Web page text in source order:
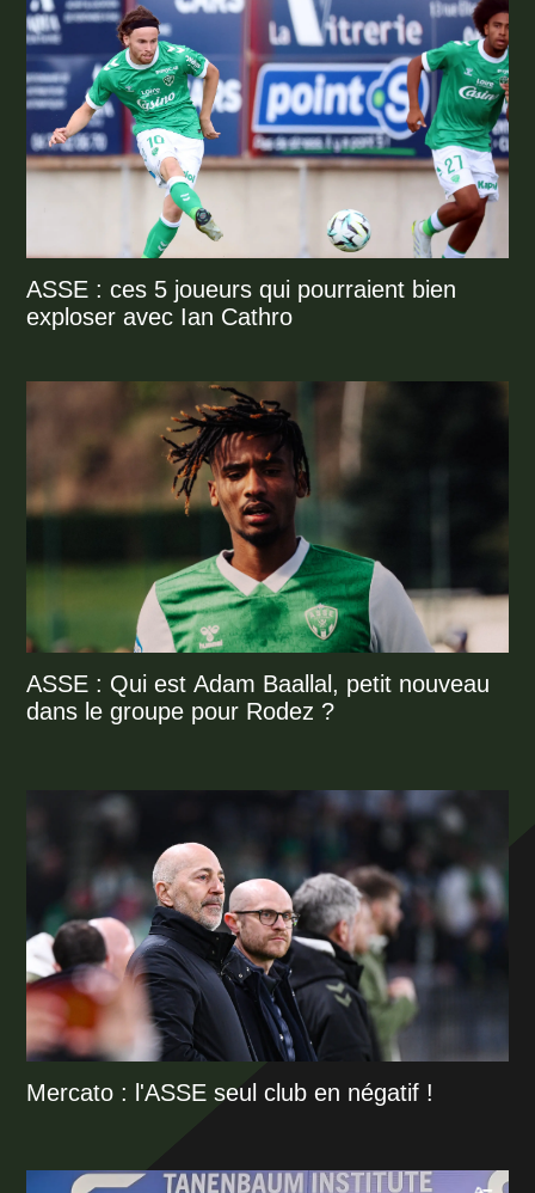
ASSE : ces 5 joueurs qui pourraient bien
exploser avec Ian Cathro
ASSE : Qui est Adam Baallal, petit nouveau
dans le groupe pour Rodez ?
Mercato : l'ASSE seul club en négatif !